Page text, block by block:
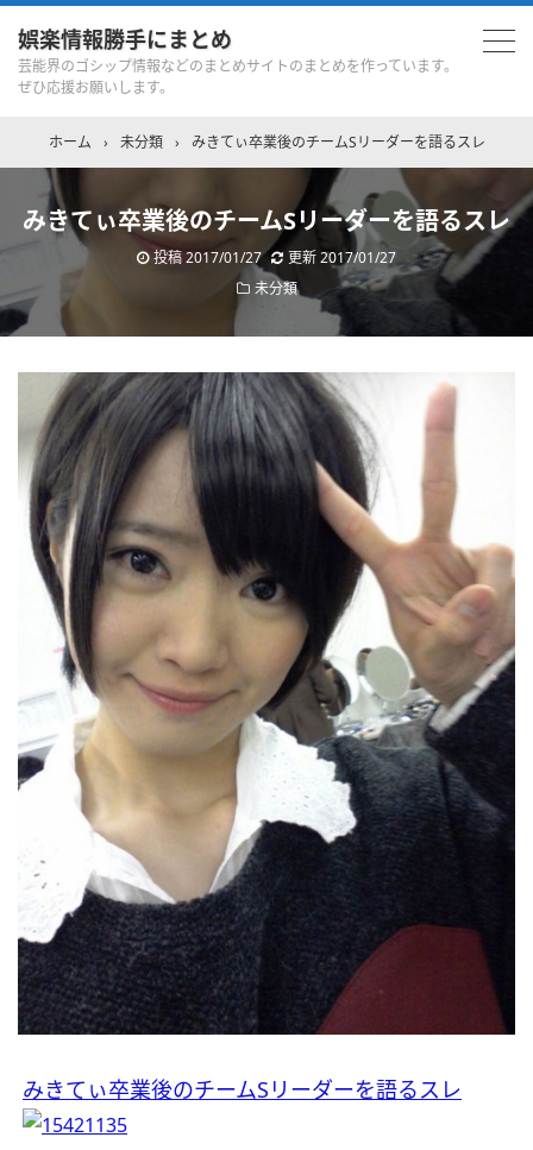
娯楽情報勝手にまとめ
芸能界のゴシップ情報などのまとめサイトのまとめを作っています。
ぜひ応援お願いします。
ホーム › 未分類 › みきてぃ卒業後のチームSリーダーを語るスレ
みきてぃ卒業後のチームSリーダーを語るスレ
投稿2017/01/27 更新2017/01/27
未分類
みきてぃ卒業後のチームSリーダーを語るスレ